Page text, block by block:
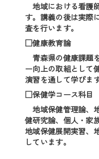
地域における看護
す。講義の後は実際
査を行います。
□健康教育論
青森県の健康課題
ー向上の取組として
演習を通して学びます
□保健学コース科目
地域保健管理論、
健研究論、個人・家
地域保健展開実習、
しています。